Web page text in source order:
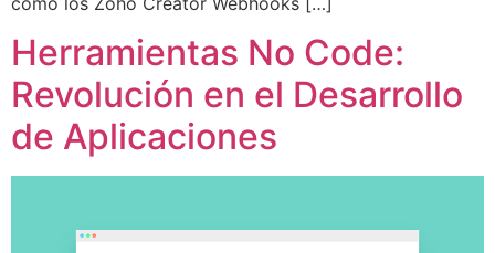
Herramientas No Code:
Revolución en el Desarrollo
de Aplicaciones